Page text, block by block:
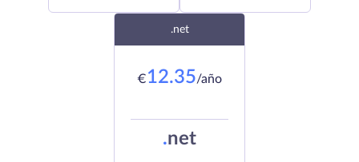
.net
€12.35/año
.net